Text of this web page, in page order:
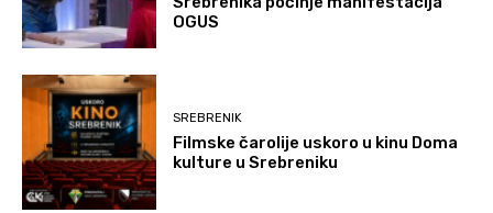
OGUS
SREBRENIK
Filmske čarolije uskoro u kinu Doma
kulture u Srebreniku